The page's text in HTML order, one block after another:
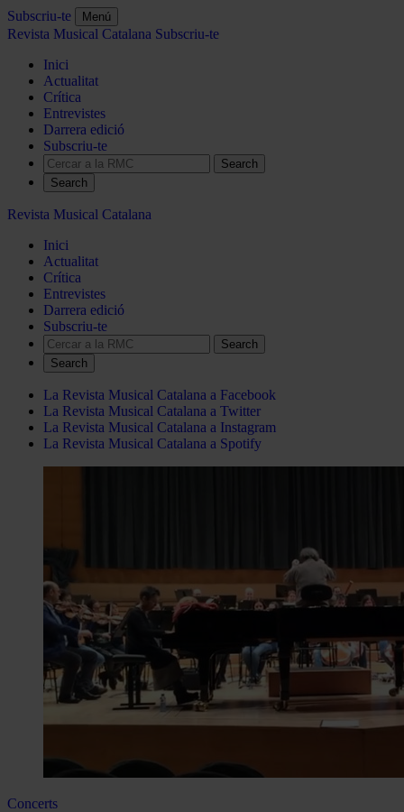
Subscriu-te Menú
Revista Musical Catalana Subscriu-te
Inici
Actualitat
Crítica
Entrevistes
Darrera edició
Subscriu-te
Search
Revista Musical Catalana
Inici
Actualitat
Crítica
Entrevistes
Darrera edició
Subscriu-te
Search
La Revista Musical Catalana a Facebook
La Revista Musical Catalana a Twitter
La Revista Musical Catalana a Instagram
La Revista Musical Catalana a Spotify
Concerts